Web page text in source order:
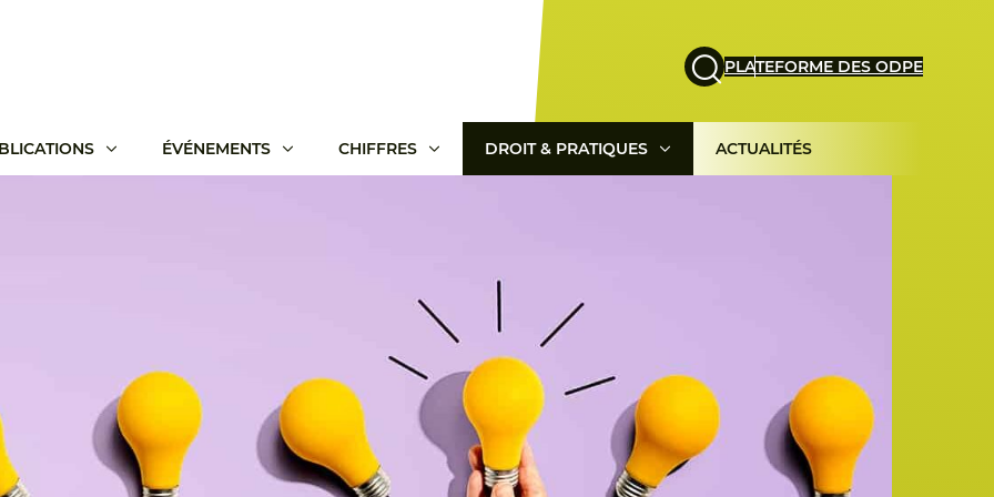
PLATEFORME DES ODPE
ÉVÉNEMENTS CHIFFRES DROIT & PRATIQUES ACTUALITÉS